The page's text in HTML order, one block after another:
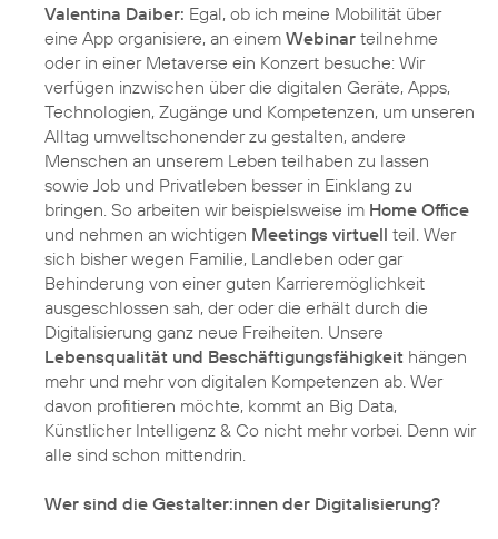
Valentina Daiber: Egal, ob ich meine Mobilität über
eine App organisiere, an einem Webinar teilnehme
oder in einer Metaverse ein Konzert besuche: Wir
verfügen inzwischen über die digitalen Geräte, Apps,
Technologien, Zugänge und Kompetenzen, um unseren
Alltag umweltschonender zu gestalten, andere
Menschen an unserem Leben teilhaben zu lassen
sowie Job und Privatleben besser in Einklang zu
bringen. So arbeiten wir beispielsweise im Home Office
und nehmen an wichtigen Meetings virtuell teil. Wer
sich bisher wegen Familie, Landleben oder gar
Behinderung von einer guten Karrieremöglichkeit
ausgeschlossen sah, der oder die erhält durch die
Digitalisierung ganz neue Freiheiten. Unsere
Lebensqualität und Beschäftigungsfähigkeit hängen
mehr und mehr von digitalen Kompetenzen ab. Wer
davon profitieren möchte, kommt an Big Data,
Künstlicher Intelligenz & Co nicht mehr vorbei. Denn wir
alle sind schon mittendrin.
Wer sind die Gestalter:innen der Digitalisierung?